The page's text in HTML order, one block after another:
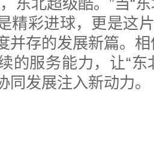
精彩进球，更是这
并存的发展新篇。相
的服务能力，让“东
同发展注入新动力。